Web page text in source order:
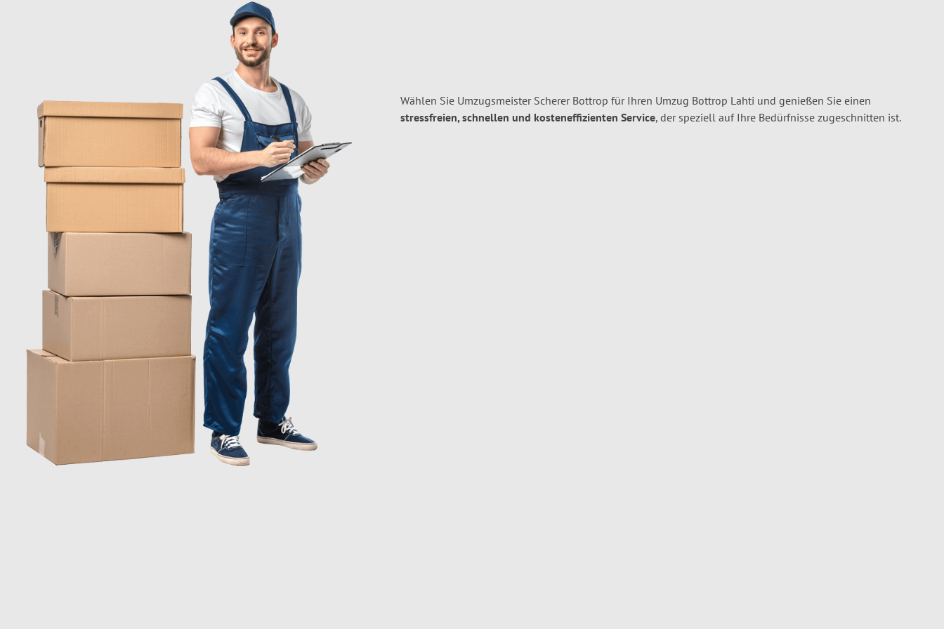
Wählen Sie Umzugsmeister Scherer Bottrop für Ihren Umzug Bottrop Lahti und genießen Sie einen
stressfreien, schnellen und kosteneffizienten Service, der speziell auf Ihre Bedürfnisse zugeschnitten ist.